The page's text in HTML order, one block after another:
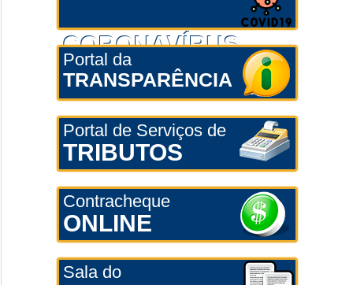
CORONAVÍRUS
Portal da
TRANSPARÊNCIA
Portal de Serviços de
TRIBUTOS
Contracheque
ONLINE
Sala do